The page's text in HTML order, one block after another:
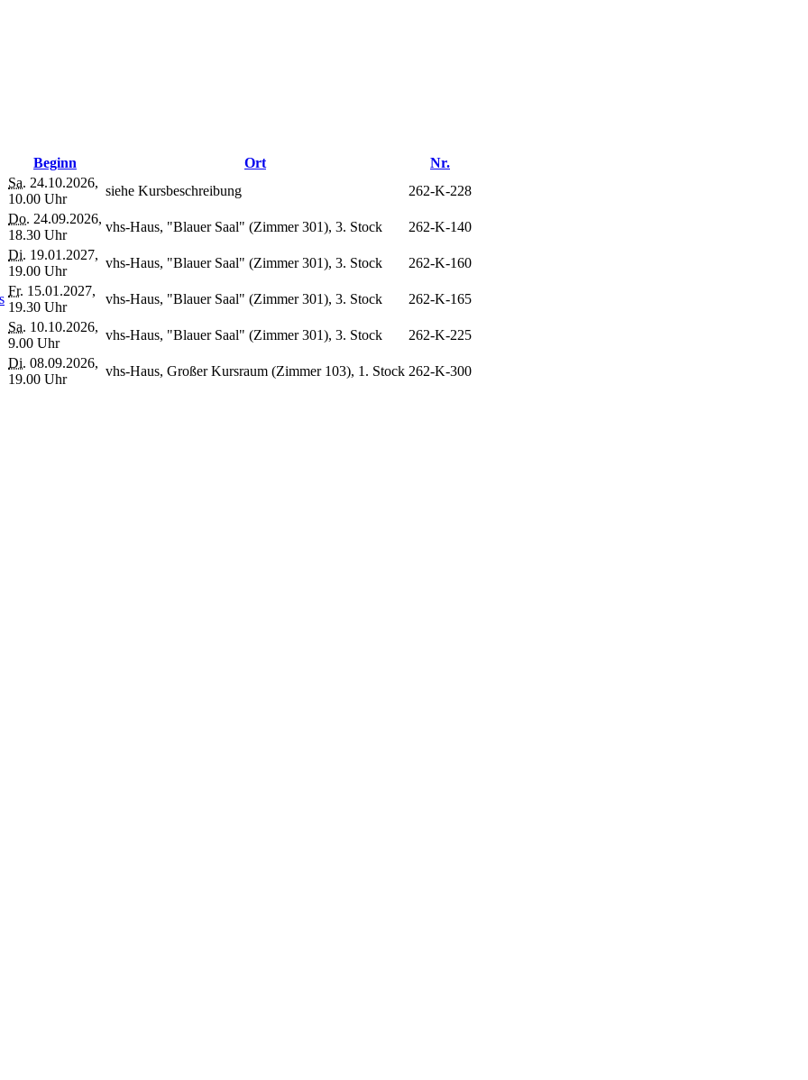
Beginn Ort
Nr.
Sa. 24.10.2026,
10.00 Uhr
siehe Kursbeschreibung
262-K-228
Do. 24.09.2026,
18.30 Uhr
vhs-Haus, "Blauer Saal" (Zimmer 301), 3. Stock
262-K-140
Di. 19.01.2027,
19.00 Uhr
vhs-Haus, "Blauer Saal" (Zimmer 301), 3. Stock 262-K-160
Fr. 15.01.2027,
19.30 Uhr
vhs-Haus, "Blauer Saal" (Zimmer 301), 3. Stock
262-K-165
Sa. 10.10.2026,
9.00 Uhr
vhs-Haus, "Blauer Saal" (Zimmer 301), 3. Stock
262-K-225
Di. 08.09.2026,
19.00 Uhr
vhs-Haus, Großer Kursraum (Zimmer 103), 1. Stock 262-K-300